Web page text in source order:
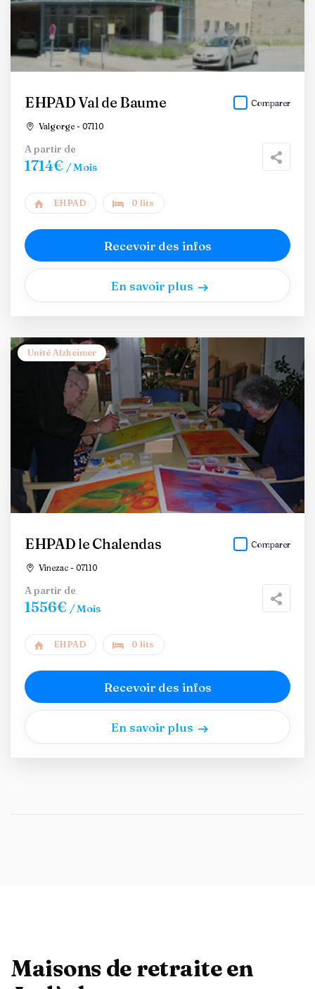
EHPAD Val de Baume
Valgorge - 07110
Comparer
A partir de
1714€ / Mois
EHPAD 0 lits
Recevoir des infos
En savoir plus
Unité Alzheimer
EHPAD le Chalendas
Vinezac - 07110
Comparer
A partir de
1556€ / Mois
EHPAD 0 lits
Recevoir des infos
En savoir plus
Maisons de retraite en